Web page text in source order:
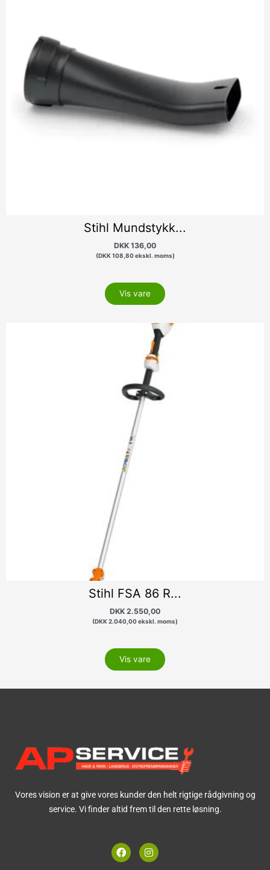
Stihl Mundstykk...
DKK 136,00
(DKK108,80ekskl. moms)
Vis vare
Stihl FSA 86 R...
DKK 2.550,00
(DKK2.040,00ekskl. moms)
Vis vare
Vores vision er at give vores kunder den helt rigtige rådgivning og
service. Vi finder altid frem til den rette løsning.
F
a
I
n